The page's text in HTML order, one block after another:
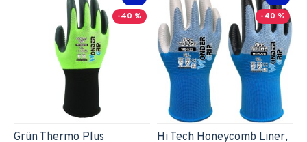
-40 %
Grün Thermo Plus
-40 %
Hi Tech Honeycomb Liner,